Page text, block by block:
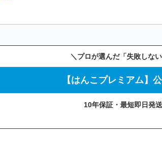
＼プロが選んだ「失敗しな
【はんこプレミアム】
10年保証・最短即日発